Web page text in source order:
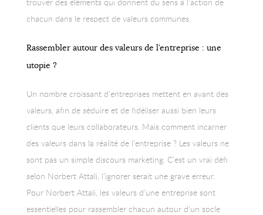
chacun dans le respect de valeurs communes.
Rassembler autour des valeurs de l’entreprise : une
utopie ?
Un nombre croissant d’entreprises mettent en avant des
valeurs, afin de séduire et de fidéliser aussi bien leurs
clients que leurs collaborateurs. Mais comment incarner
des valeurs dans la réalité de l’entreprise ? Les valeurs ne
sont pas un simple discours marketing. C’est un vrai défi
selon Norbert Attali, l’ignorer serait une grave erreur.
Pour Norbert Attali, les valeurs d’une entreprise sont
essentielles pour rassembler chacun autour d’un socle